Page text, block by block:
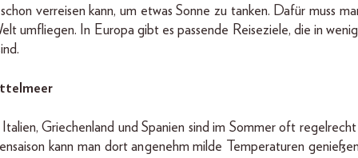
verreisen kann, um etwas Sonne zu tanken. Dafür muss
umfliegen. In Europa gibt es passende Reiseziele, die in
Griechenland und Spanien sind im Sommer oft
kann man dort angenehm milde Temperaturen